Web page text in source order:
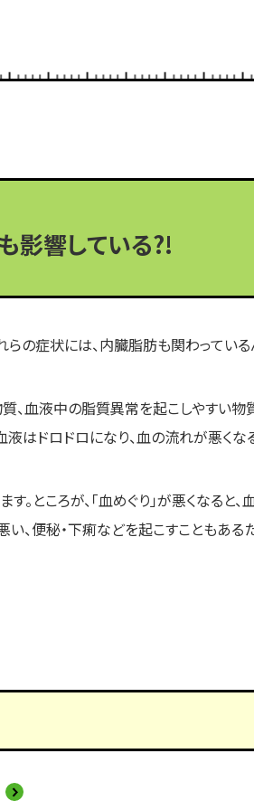
影響している?!
らの症状には、内臓脂肪も関わっている
、血液中の脂質異常を起こしやすい物
はドロドロになり、血の流れが悪くな
ところが、「血めぐり」が悪くなると
、便秘・下痢などを起こすこともある